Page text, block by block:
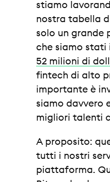
stiamo
nostra tabella
solo un grande
che siamo stati
52 milioni di
fintech di alto
importante è
siamo davvero
migliori talenti
A proposito:
tutti i nostri
piattaforma.